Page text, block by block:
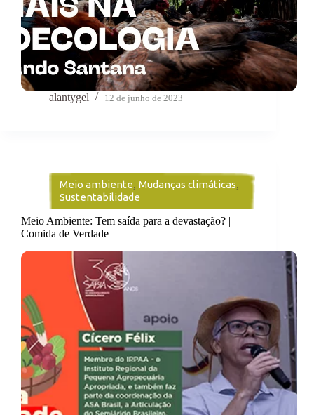
alantygel 12 de junho de 2023
Meio ambiente, Mudanças climáticas,
Sustentabilidade
Meio Ambiente: Tem saída para a devastação? |
Comida de Verdade